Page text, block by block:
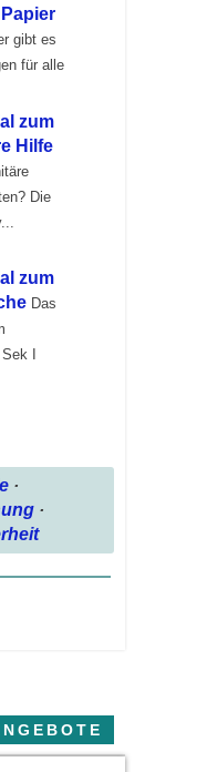
gibt es
für alle
zum
Hilfe
Die
zum
Das
I
·
·